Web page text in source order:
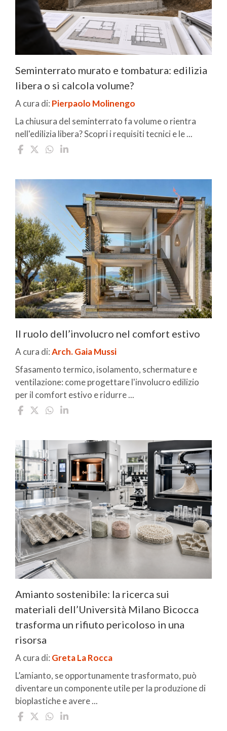
Seminterrato murato e tombatura: edilizia
libera o si calcola volume?
A cura di: Pierpaolo Molinengo
La chiusura del seminterrato fa volume o rientra
nell'edilizia libera? Scopri i requisiti tecnici e le ...
Il ruolo dell’involucro nel comfort estivo
A cura di:Arch. Gaia Mussi
Sfasamento termico, isolamento, schermature e
ventilazione: come progettare l'involucro edilizio
per il comfort estivo e ridurre ...
Amianto sostenibile: la ricerca sui
materiali dell’Università Milano Bicocca
trasforma un rifiuto pericoloso in una
risorsa
A cura di: Greta La Rocca
L’amianto, se opportunamente trasformato, può
diventare un componente utile per la produzione di
bioplastiche e avere ...